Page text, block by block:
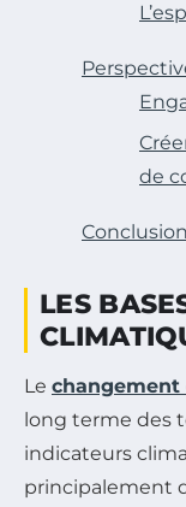
de
LES
Le
long terme des
indicateurs
principalement